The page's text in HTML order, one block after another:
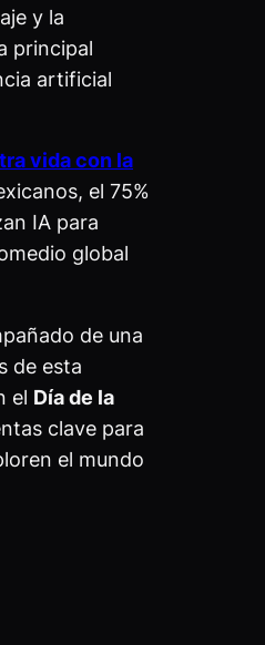
y la
principal
artificial
vida con la
el 75%
IA para
global
de una
de esta
el Día de la
clave para
el mundo